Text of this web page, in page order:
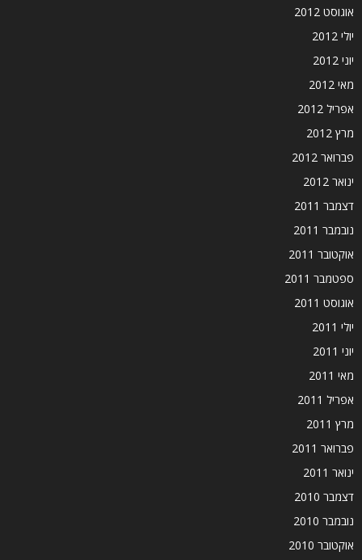
אוגוסט 2012
יולי 2012
יוני 2012
מאי 2012
אפריל 2012
מרץ 2012
פברואר 2012
ינואר 2012
דצמבר 2011
נובמבר 2011
אוקטובר 2011
ספטמבר 2011
אוגוסט 2011
יולי 2011
יוני 2011
מאי 2011
אפריל 2011
מרץ 2011
פברואר 2011
ינואר 2011
דצמבר 2010
נובמבר 2010
אוקטובר 2010